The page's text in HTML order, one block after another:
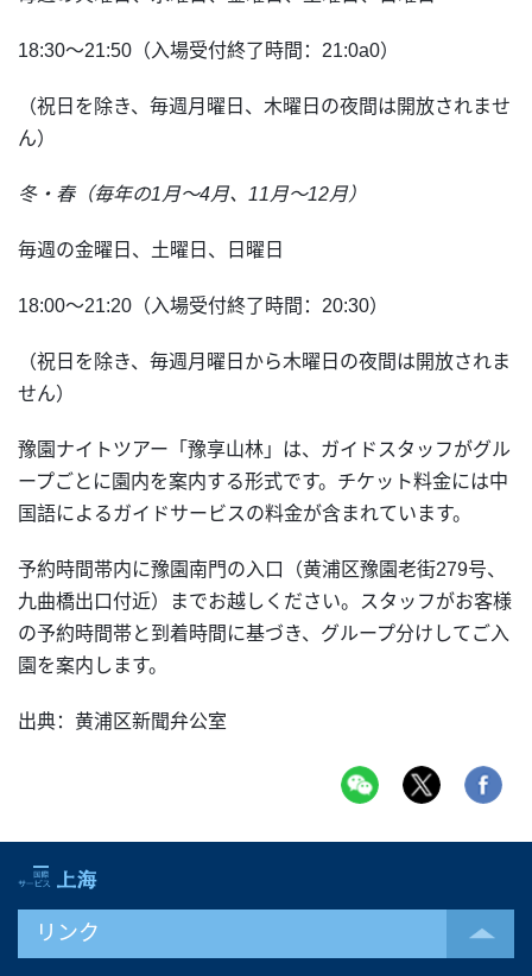
18:30～21:50（入場受付終了時間：21:0a0）
（祝日を除き、毎週月曜日、木曜日の夜間は開放されませ
ん）
冬・春（毎年の1月～4月、11月～12月）
毎週の金曜日、土曜日、日曜日
18:00～21:20（入場受付終了時間：20:30）
（祝日を除き、毎週月曜日から木曜日の夜間は開放されま
せん）
豫園ナイトツアー「豫享山林」は、ガイドスタッフがグル
ープごとに園内を案内する形式です。チケット料金には中
国語によるガイドサービスの料金が含まれています。
予約時間帯内に豫園南門の入口（黄浦区豫園老街279号、
九曲橋出口付近）までお越しください。スタッフがお客様
の予約時間帯と到着時間に基づき、グループ分けしてご入
園を案内します。
出典：黄浦区新聞弁公室
リンク